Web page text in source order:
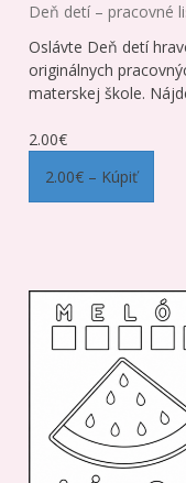
Deň detí – pracovné
Oslávte Deň detí
originálnych
materskej škole.
2.00€
2.00€ – Kúpiť